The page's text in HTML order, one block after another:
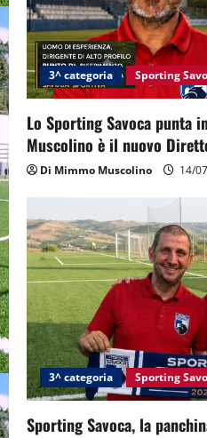
a
t
i
o
n
3^ categoria Sporting
Lo Sporting Savoca punta
Muscolino è il nuovo
Di Mimmo Muscolino 14/
3^ categoria Sporting
Sporting Savoca, la